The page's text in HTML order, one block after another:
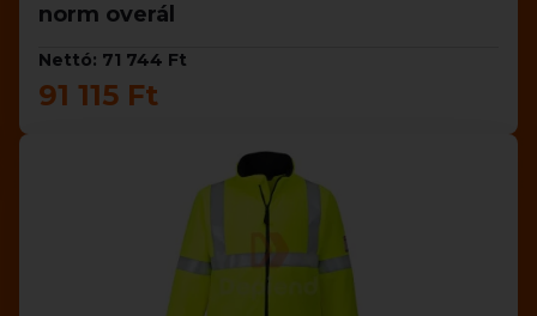
norm overál
Nettó: 71 744 Ft
91 115 Ft